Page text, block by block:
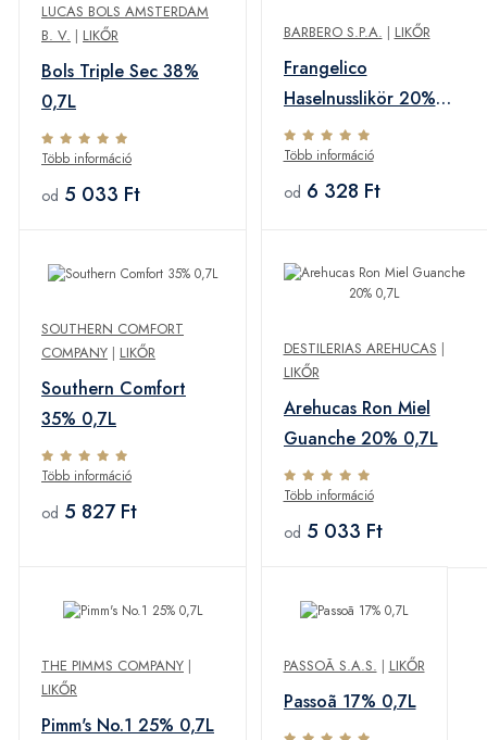
LUCAS BOLS AMSTERDAM
B. V. | LIKŐR
Bols Triple Sec 38%
0,7L
Több információ
od 5 033 Ft
BARBERO S.P.A. | LIKŐR
Frangelico
Haselnusslikör 20%
0,7L
Több információ
od 6 328 Ft
SOUTHERN COMFORT
COMPANY | LIKŐR
Southern Comfort
35% 0,7L
Több információ
od 5 827 Ft
DESTILERIAS AREHUCAS |
LIKŐR
Arehucas Ron Miel
Guanche 20% 0,7L
Több információ
od 5 033 Ft
THE PIMMS COMPANY |
LIKŐR
Pimm's No.1 25% 0,7L
PASSOÃ S.A.S. | LIKŐR
Passoã 17% 0,7L